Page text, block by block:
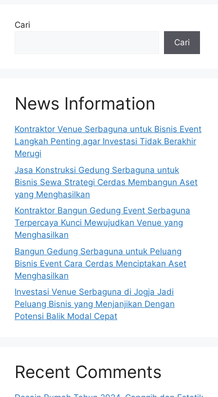
Cari
Cari
News Information
Kontraktor Venue Serbaguna untuk Bisnis Event
Langkah Penting agar Investasi Tidak Berakhir
Merugi
Jasa Konstruksi Gedung Serbaguna untuk
Bisnis Sewa Strategi Cerdas Membangun Aset
yang Menghasilkan
Kontraktor Bangun Gedung Event Serbaguna
Terpercaya Kunci Mewujudkan Venue yang
Menghasilkan
Bangun Gedung Serbaguna untuk Peluang
Bisnis Event Cara Cerdas Menciptakan Aset
Menghasilkan
Investasi Venue Serbaguna di Jogja Jadi
Peluang Bisnis yang Menjanjikan Dengan
Potensi Balik Modal Cepat
Recent Comments